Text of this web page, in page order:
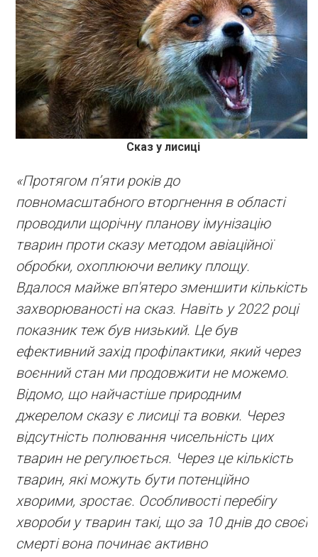
Сказ у лисиці
«Протягом п’яти років до
повномасштабного вторгнення в області
проводили щорічну планову імунізацію
тварин проти сказу методом авіаційної
обробки, охоплюючи велику площу.
Вдалося майже вп'ятеро зменшити кількість
захворюваності на сказ. Навіть у 2022 році
показник теж був низький. Це був
ефективний захід профілактики, який через
воєнний стан ми продовжити не можемо.
Відомо, що найчастіше природним
джерелом сказу є лисиці та вовки. Через
відсутність полювання чисельність цих
тварин не регулюється. Через це кількість
тварин, які можуть бути потенційно
хворими, зростає. Особливості перебігу
хвороби у тварин такі, що за 10 днів до своєї
смерті вона починає активно